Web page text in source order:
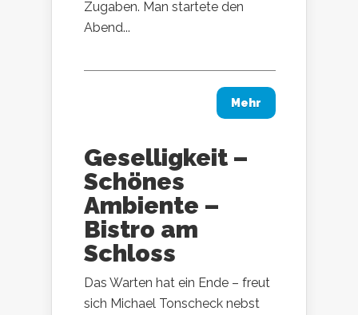
Zugaben. Man startete den
Abend...
Mehr
Geselligkeit –
Schönes
Ambiente –
Bistro am
Schloss
Das Warten hat ein Ende – freut
sich Michael Tonscheck nebst